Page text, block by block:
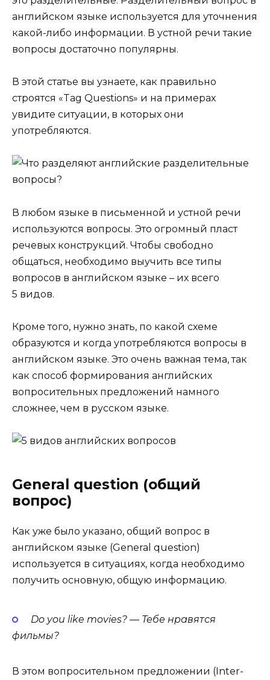
английском языке используется для уточнения
какой-либо информации. В устной речи такие
вопросы достаточно популярны.
В этой статье вы узнаете, как правильно
строятся «Tag Ques­tions» и на примерах
увидите ситуации, в которых они
употребляются.
В любом языке в письменной и устной речи
используются вопросы. Это огромный пласт
речевых конструкций. Чтобы свободно
общаться, необходимо выучить все типы
вопросов в английском языке – их всего
5 видов.
Кроме того, нужно знать, по какой схеме
образуются и когда употребляются вопросы в
английском языке. Это очень важная тема, так
как способ формирования английских
вопросительных предложений намного
сложнее, чем в русском языке.
General question (общий
вопрос)
Как уже было указано, общий вопрос в
английском языке (Gen­er­al ques­tion)
используется в ситуациях, когда необходимо
получить основную, общую информацию.
Do you like movies? — Тебенравятся
фильмы?
В этом вопросительном предложении (Inter­